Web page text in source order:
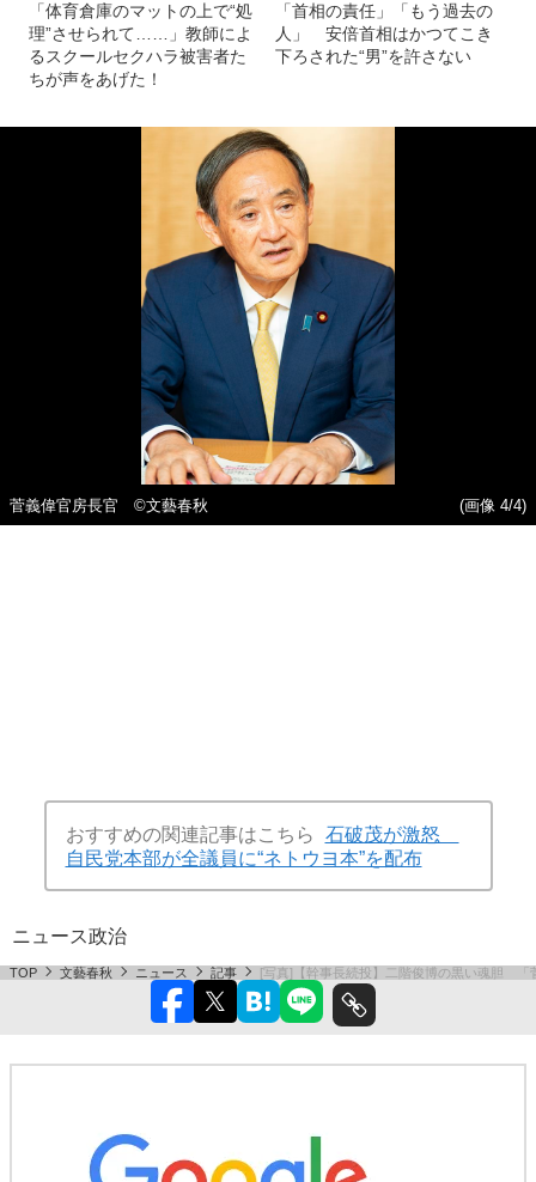
「体育倉庫のマットの上で“処
理”させられて……」教師によ
るスクールセクハラ被害者た
ちが声をあげた！
「首相の責任」「もう過去の
人」 安倍首相はかつてこき
下ろされた“男”を許さない
菅義偉官房長官 ©文藝春秋 (画像 4/4)
おすすめの関連記事はこちら
石破茂が激怒
自民党本部が全議員に“ネトウヨ本”を配布
ニュース政治
TOP 文藝春秋 ニュース 記事 [写真]【幹事長続投】二階俊博の黒い魂胆